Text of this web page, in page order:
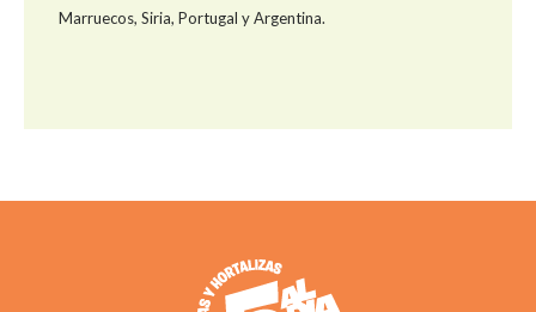
Marruecos, Siria, Portugal y Argentina.